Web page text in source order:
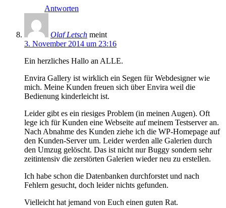
Antworten
Olaf Letsch meint
3. November 2014 um 23:16
Ein herzliches Hallo an ALLE.
Envira Gallery ist wirklich ein Segen für Webdesigner wie
mich. Meine Kunden freuen sich über Envira weil die
Bedienung kinderleicht ist.
Leider gibt es ein riesiges Problem (in meinen Augen). Oft
lege ich für Kunden eine Webseite auf meinem Testserver an.
Nach Abnahme des Kunden ziehe ich die WP-Homepage auf
den Kunden-Server um. Leider werden alle Galerien durch
den Umzug gelöscht. Das ist nicht nur Buggy sondern sehr
zeitintensiv die zerstörten Galerien wieder neu zu erstellen.
Ich habe schon die Datenbanken durchforstet und nach
Fehlern gesucht, doch leider nichts gefunden.
Vielleicht hat jemand von Euch einen guten Rat.